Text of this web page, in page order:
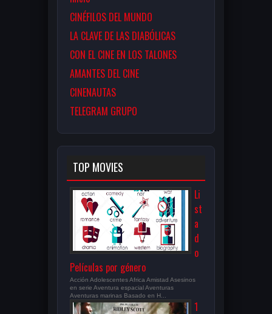
CINÉFILOS DEL MUNDO
LA CLAVE DE LAS DIABÓLICAS
CON EL CINE EN LOS TALONES
AMANTES DEL CINE
CINENAUTAS
TELEGRAM GRUPO
TOP MOVIES
Li
st
a
d
o
Películas por género
Acción Adolescentes Africa Amistad Asesinos
en serie Aventura espacial Aventuras
Aventuras marinas Basado en H...
1